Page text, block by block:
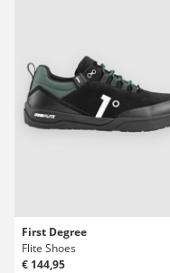
First Degree
Flite Shoes
€ 144,95